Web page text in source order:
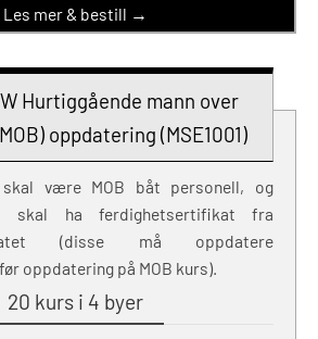
Les mer & bestill →
Hurtiggående mann over
oppdatering (MSE1001)
skal være MOB båt personell, og
skal ha ferdighetsertifikat fra
(disse må oppdatere
oppdatering på MOB kurs).
20 kurs i 4 byer